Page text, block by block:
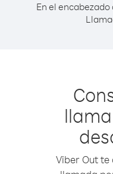
En el
Viber Out